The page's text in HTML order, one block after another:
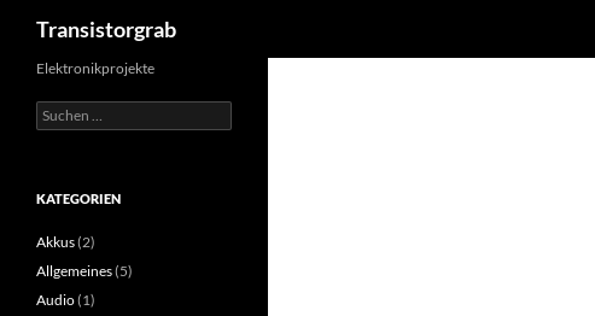
Inhalt
springen
Transistorgrab
Elektronikprojekte
Suchen
nach:
KATEGORIEN
Akkus(2)
Allgemeines(5)
Audio(1)